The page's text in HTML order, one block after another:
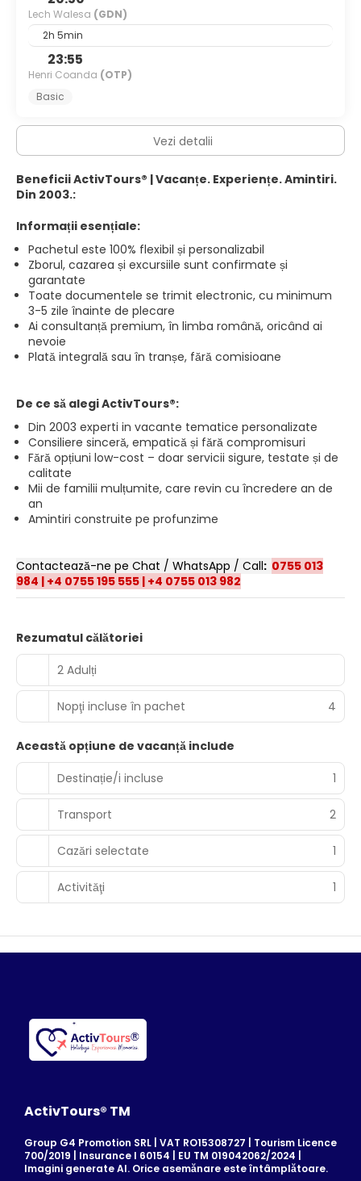
Lech Walesa (GDN)
2h 5min
23:55
Henri Coanda (OTP)
Basic
Vezi detalii
Beneficii ActivTours® | Vacanțe. Experiențe. Amintiri.
Din 2003.:
Informații esențiale:
Pachetul este 100% flexibil și personalizabil
Zborul, cazarea și excursiile sunt confirmate și
garantate
Toate documentele se trimit electronic, cu minimum
3-5 zile înainte de plecare
Ai consultanță premium, în limba română, oricând ai
nevoie
Plată integrală sau în tranșe, fără comisioane
De ce să alegi ActivTours®:
Din 2003 experti in vacante tematice personalizate
Consiliere sinceră, empatică și fără compromisuri
Fără opțiuni low-cost – doar servicii sigure, testate și de
calitate
Mii de familii mulțumite, care revin cu încredere an de
an
Amintiri construite pe profunzime
Contactează-ne pe Chat / WhatsApp / Call: 0755 013
984 | +4 0755 195 555 | +4 0755 013 982
Rezumatul călătoriei
2 Adulți
Nopţi incluse în pachet 4
Această opțiune de vacanță include
Destinație/i incluse
1
Transport 2
Cazări selectate 1
Activităţi 1
ActivTours® TM
Group G4 Promotion SRL | VAT RO15308727 | Tourism Licence
700/2019 | Insurance I 60154 | EU TM 019042062/2024 |
Imagini generate AI. Orice asemănare este întâmplătoare.